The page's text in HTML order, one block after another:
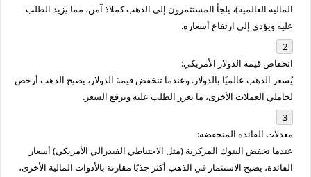
المالية العالمية)، يلجأ المستثمرون إلى الذهب كملاذ آمن، مما يزيد الطلب
عليه ويؤدي إلى ارتفاع أسعاره.
انخفاض قيمة الدولار الأمريكي:
يُسعر الذهب عالميًا بالدولار. وعندما تنخفض قيمة الدولار، يصبح الذهب أرخص
لحاملي العملات الأخرى، ما يعزز الطلب عليه ويرفع السعر.
معدلات الفائدة المنخفضة:
عندما تخفض البنوك المركزية (مثل الاحتياطي الفيدرالي الأمريكي) أسعار
الفائدة، يصبح الاستثمار في الذهب أكثر جذبًا مقارنة بالأدوات المالية الأخرى،